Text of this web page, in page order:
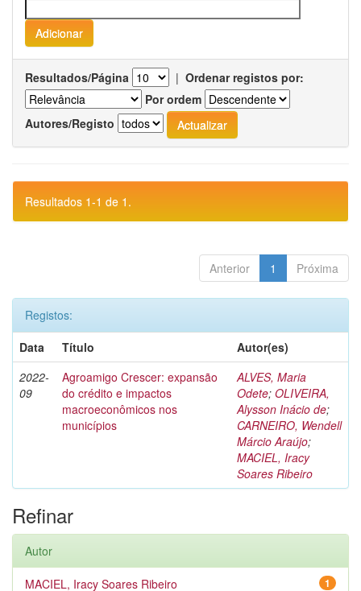
Resultados/Página | Ordenar registos por:
Por ordem
Autores/Registo
Resultados 1-1 de 1.
Anterior 1 Próxima
Registos:
Data
Título
Autor(es)
2022-
09
Agroamigo Crescer: expansão
do crédito e impactos
macroeconômicos nos
municípios
ALVES, Maria
Odete; OLIVEIRA,
Alysson Inácio de;
CARNEIRO, Wendell
Márcio Araújo;
MACIEL, Iracy
Soares Ribeiro
Refinar
Autor
1
MACIEL, Iracy Soares Ribeiro